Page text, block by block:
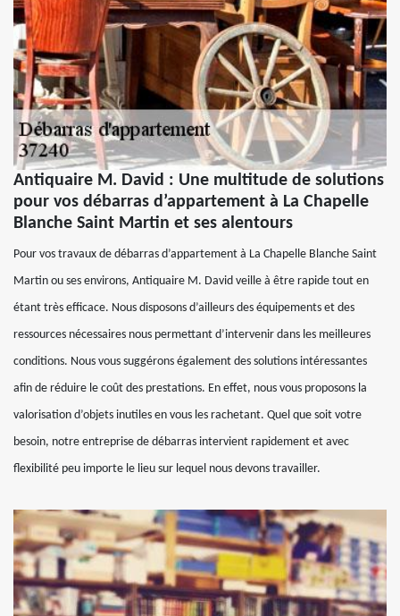
Antiquaire M. David : Une multitude de solutions
pour vos débarras d’appartement à La Chapelle
Blanche Saint Martin et ses alentours
Pour vos travaux de débarras d’appartement à La Chapelle Blanche Saint
Martin ou ses environs, Antiquaire M. David veille à être rapide tout en
étant très efficace. Nous disposons d’ailleurs des équipements et des
ressources nécessaires nous permettant d’intervenir dans les meilleures
conditions. Nous vous suggérons également des solutions intéressantes
afin de réduire le coût des prestations. En effet, nous vous proposons la
valorisation d’objets inutiles en vous les rachetant. Quel que soit votre
besoin, notre entreprise de débarras intervient rapidement et avec
flexibilité peu importe le lieu sur lequel nous devons travailler.